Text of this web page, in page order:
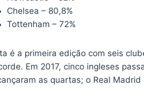
Chelsea – 80,8%
Tottenham – 72%
é a primeira edição com seis
Em 2017, cinco ingleses
as quartas; o Real